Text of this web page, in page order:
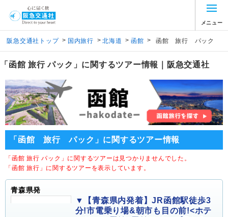
メニュー
阪急交通社トップ > 国内旅行 > 北海道 > 函館 > 函館 旅行 パック
「函館 旅行 パック」に関するツアー情報｜阪急交通社
「函館 旅行 パック」に関するツアー情報
「函館 旅行 パック」に関するツアーは見つかりませんでした。
「函館 旅行」に関するツアーを表示しています。
青森県発
▼【青森県内発着】JR函館駅徒歩3
分!市電乗り場&朝市も目の前!<ホテ